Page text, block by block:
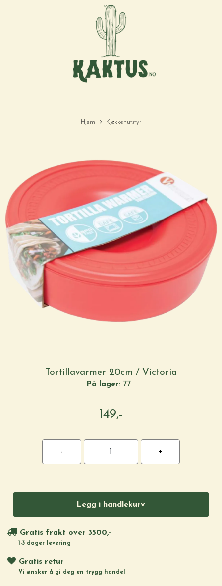
Hjem Kjøkkenutstyr
Tortillavarmer 20cm / Victoria
På lager: 77
149,-
Legg i handlekurv
Gratis frakt over 3500,-
1-3 dager levering
Gratis retur
Vi ønsker å gi deg en trygg handel